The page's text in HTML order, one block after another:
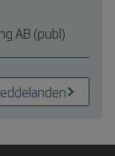
AB (publ)